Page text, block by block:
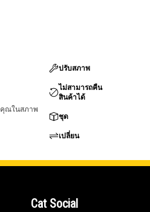
ณในสภาพ
ปรับสภาพ
ไม่สามารถคืน
สินค้าได้
ชุด
เปลี่ยน
Cat Social